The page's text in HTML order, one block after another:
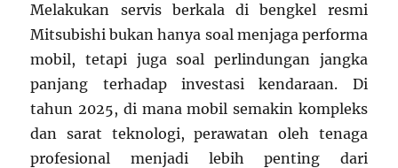
Melakukan servis berkala di bengkel resmi
Mitsubishi bukan hanya soal menjaga performa
mobil, tetapi juga soal perlindungan jangka
panjang terhadap investasi kendaraan. Di
tahun 2025, di mana mobil semakin kompleks
dan sarat teknologi, perawatan oleh tenaga
profesional menjadi lebih penting dari